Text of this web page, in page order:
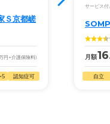
った施設を選ぶ
施設を探せる
楽しめる施設、
可」の施設など、
料）
掲載
った施設を選ぶ
Ｓ京都嵯
円 +介護保険料)
5 認知症可
サービス付
月額
自立